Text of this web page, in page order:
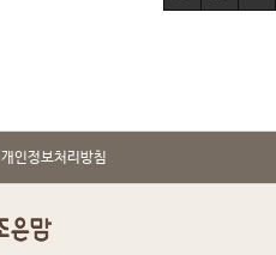
개인정보처리방침